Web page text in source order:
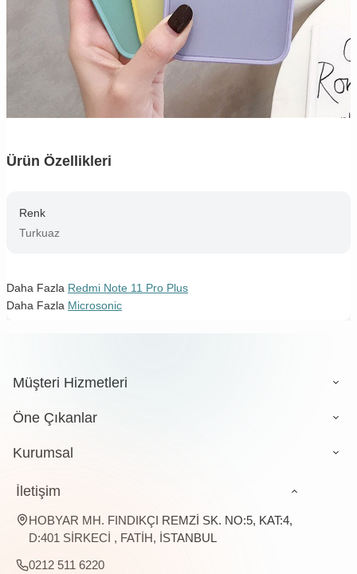
Ürün Özellikleri
Renk
Turkuaz
Daha Fazla Redmi Note 11 Pro Plus
Daha Fazla Microsonic
Müşteri Hizmetleri
Öne Çıkanlar
Kurumsal
İletişim
HOBYAR MH. FINDIKÇI REMZİ SK. NO:5, KAT:4,
D:401 SİRKECİ , FATİH, İSTANBUL
0212 511 6220